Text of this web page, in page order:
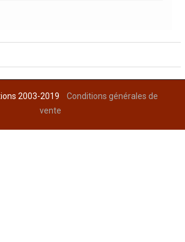
2003-2019Conditions générales de
vente